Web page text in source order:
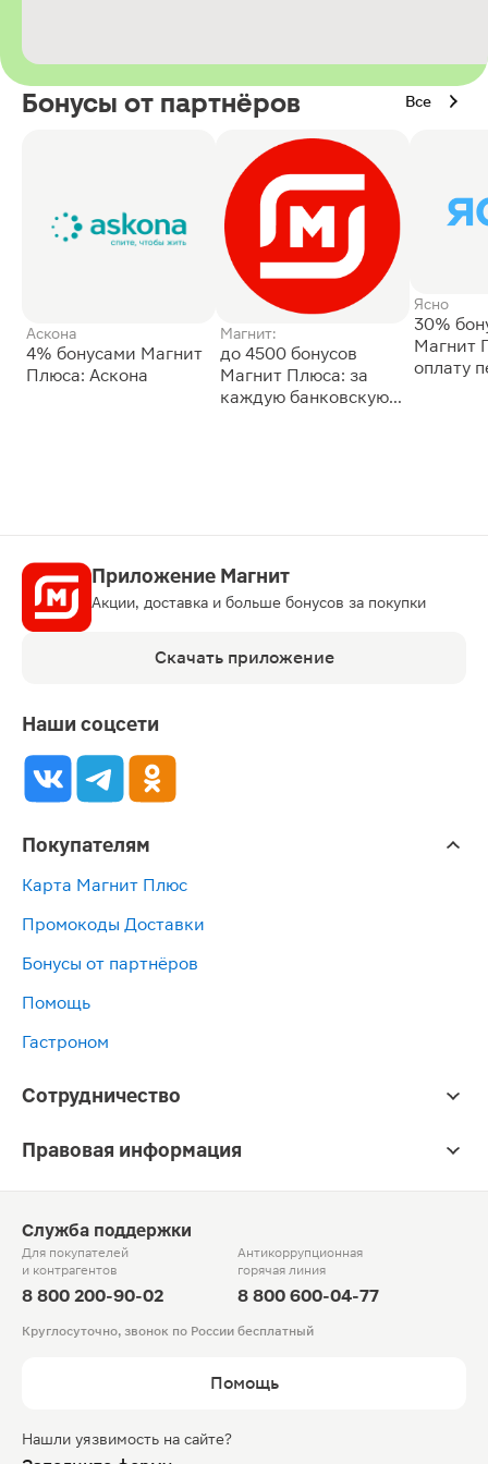
Бонусы от партнёров Все
Аскона
4% бонусами Магнит
Плюса: Аскона
Магнит:
до 4500 бонусов
Магнит Плюса: за
каждую банковскую
Ясно
30%
Магнит
оплату
Приложение Магнит
Акции, доставка и больше бонусов за покупки
Скачать приложение
Наши соцсети
Покупателям
Карта Магнит Плюс
Промокоды Доставки
Бонусы от партнёров
Помощь
Гастроном
Сотрудничество
Правовая информация
Служба поддержки
Для покупателей
и контрагентов
8 800 200-90-02
Антикоррупционная
горячая линия
8 800 600-04-77
Круглосуточно, звонок по России бесплатный
Помощь
Нашли уязвимость на сайте?